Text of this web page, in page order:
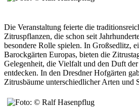
Die Veranstaltung feierte die
Zitruspflanzen, die schon seit
besondere Rolle spielen. In Großsedlitz,
Barockgärten Europas, bieten die
Gelegenheit, die Vielfalt und den Duft
entdecken. In den Dresdner Hofgärten
Zitrusbäume unterschiedlicher Arten und